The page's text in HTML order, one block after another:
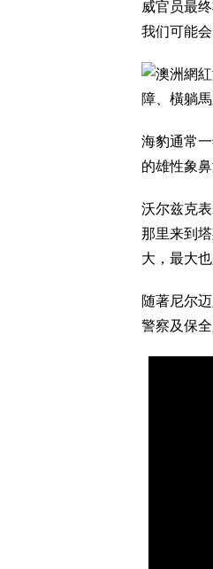
威官员最
我们可能会
海豹通常
的雄性象鼻
沃尔兹克
那里来到
大，最大
随著尼尔
警察及保